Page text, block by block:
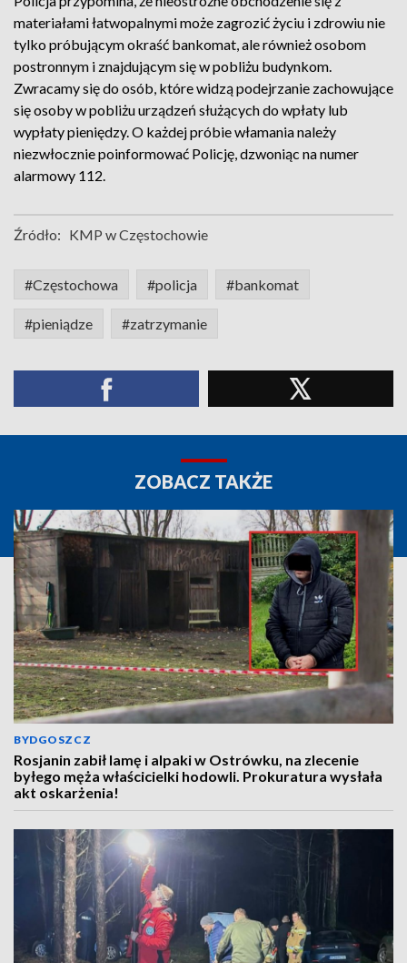
materiałami łatwopalnymi może zagrozić życiu i zdrowiu nie
tylko próbującym okraść bankomat, ale również osobom
postronnym i znajdującym się w pobliżu budynkom.
Zwracamy się do osób, które widzą podejrzanie zachowujące
się osoby w pobliżu urządzeń służących do wpłaty lub
wypłaty pieniędzy. O każdej próbie włamania należy
niezwłocznie poinformować Policję, dzwoniąc na numer
alarmowy 112.
Źródło: KMP w Częstochowie
#Częstochowa #policja #bankomat
#pieniądze #zatrzymanie
ZOBACZ TAKŻE
BYDGOSZCZ
Rosjanin zabił lamę i alpaki w Ostrówku, na zlecenie
byłego męża właścicielki hodowli. Prokuratura wysłała
akt oskarżenia!